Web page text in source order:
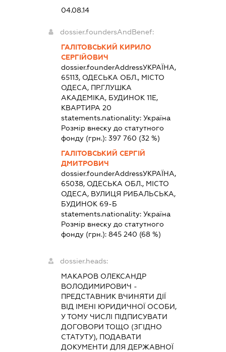
04.08.14
dossier.foundersAndBenef:
ГАЛІТОВСЬКИЙ КИРИЛО
СЕРГІЙОВИЧ
dossier.founderAddressУКРАЇНА,
65113, ОДЕСЬКА ОБЛ., МІСТО
ОДЕСА, ПР.ГЛУШКА
АКАДЕМІКА, БУДИНОК 11Е,
КВАРТИРА 20
statements.nationality:Україна
Розмір внеску до статутного
фонду (грн.):397 760 (32 %)
ГАЛІТОВСЬКИЙ СЕРГІЙ
ДМИТРОВИЧ
dossier.founderAddressУКРАЇНА,
65038, ОДЕСЬКА ОБЛ., МІСТО
ОДЕСА, ВУЛИЦЯ РИБАЛЬСЬКА,
БУДИНОК 69-Б
statements.nationality:Україна
Розмір внеску до статутного
фонду (грн.):845 240 (68 %)
dossier.heads:
МАКАРОВ ОЛЕКСАНДР
ВОЛОДИМИРОВИЧ -
ПРЕДСТАВНИК ВЧИНЯТИ ДІЇ
ВІД ІМЕНІ ЮРИДИЧНОЇ ОСОБИ,
У ТОМУ ЧИСЛІ ПІДПИСУВАТИ
ДОГОВОРИ ТОЩО (ЗГІДНО
СТАТУТУ), ПОДАВАТИ
ДОКУМЕНТИ ДЛЯ ДЕРЖАВНОЇ